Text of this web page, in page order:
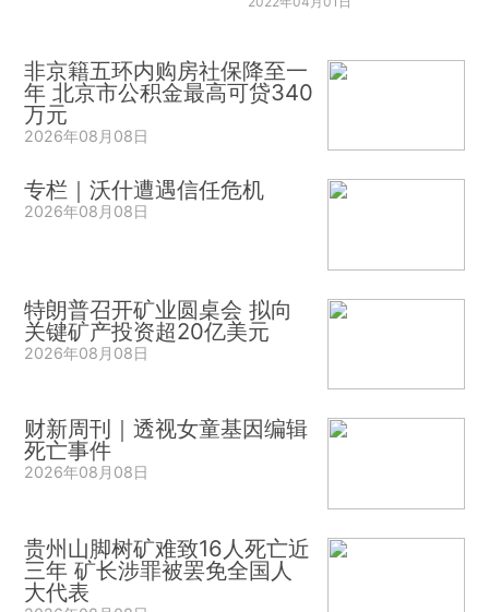
非京籍五环内购房社保降至一
年 北京市公积金最高可贷340
万元
2026年08月08日
专栏｜沃什遭遇信任危机
2026年08月08日
特朗普召开矿业圆桌会 拟向
关键矿产投资超20亿美元
2026年08月08日
财新周刊｜透视女童基因编辑
死亡事件
2026年08月08日
贵州山脚树矿难致16人死亡近
三年 矿长涉罪被罢免全国人
大代表